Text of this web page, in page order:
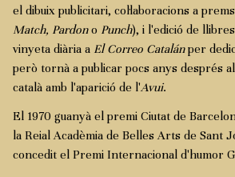
el dibuix publicitari, col·laboracions a
Match, Pardono Punch), i l'edició de
vinyeta diària a El Correo Catalánper
però tornà a publicar pocs anys després
català amb l'aparició de l'Avui.
El 1970 guanyà el premi Ciutat de
la Reial Acadèmia de Belles Arts de Sant
concedit el Premi Internacional d'humor